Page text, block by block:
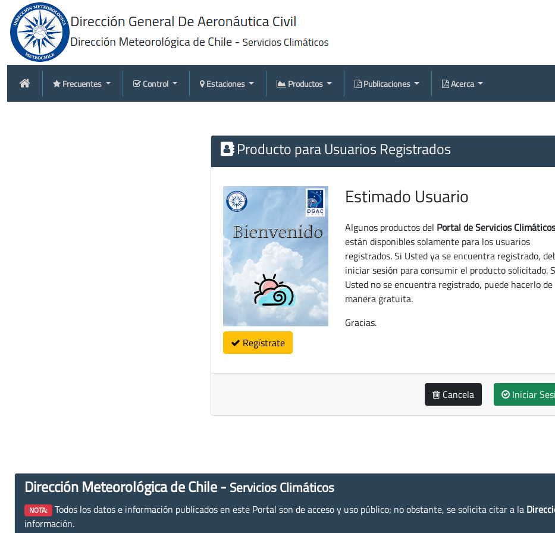
Frecuentes Control Estaciones Productos Publicaciones Acerca
Producto para Usuarios Registrados
Regístrate
Estimado Usuario
Algunos productos del Portal de Servicios Climáticos
están disponibles solamente para los usuarios
registrados. Si Usted ya se encuentra registrado,
iniciar sesión para consumir el producto solicitado.
Usted no se encuentra registrado, puede hacerlo de
manera gratuita.
Gracias.
Cancela Iniciar
Dirección Meteorológica de Chile - Servicios Climáticos
NOTA: Todos los datos e información publicados en este Portal son de acceso y uso público; no obstante, se solicita citar a la
información.